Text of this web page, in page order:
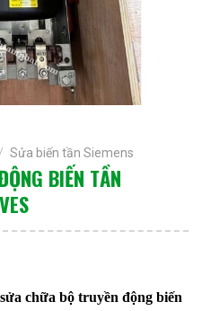
/ Sửa biến tần Siemens
BIẾN TẦN
chữa bộ truyền động biến